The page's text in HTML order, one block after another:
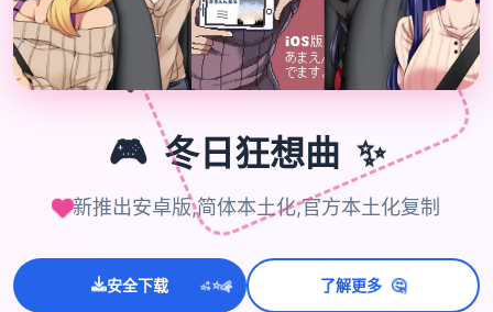
🎮
🎮 冬日狂想曲 ✨
新推出安卓版,简体本土化,官方本土化复制
安全下载 ✨⭐💫 了解更多 🤔